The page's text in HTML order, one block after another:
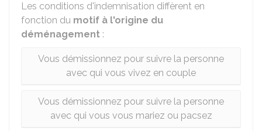
Les conditions d'indemnisation diffèrent en
fonction du motif à l'origine du
déménagement :
Vous démissionnez pour suivre la personne
avec qui vous vivez en couple
Vous démissionnez pour suivre la personne
avec qui vous vous mariez ou pacsez